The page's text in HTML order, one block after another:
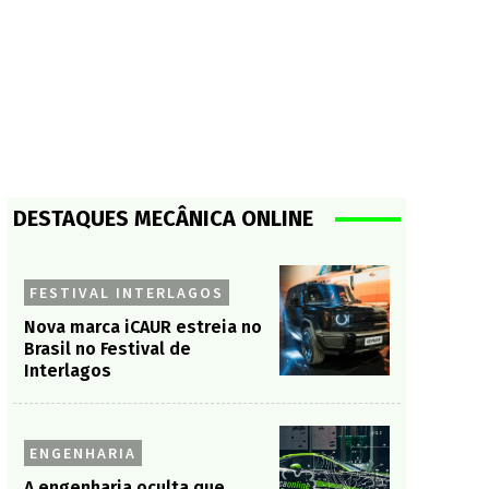
DESTAQUES MECÂNICA ONLINE
FESTIVAL INTERLAGOS
Nova marca iCAUR estreia no
Brasil no Festival de
Interlagos
ENGENHARIA